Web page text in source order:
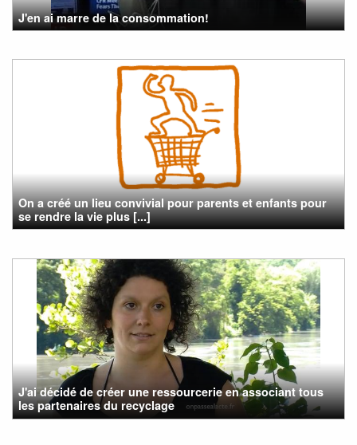
J'en ai marre de la consommation!
On a créé un lieu convivial pour parents et enfants pour
se rendre la vie plus [...]
J'ai décidé de créer une ressourcerie en associant tous
les partenaires du recyclage